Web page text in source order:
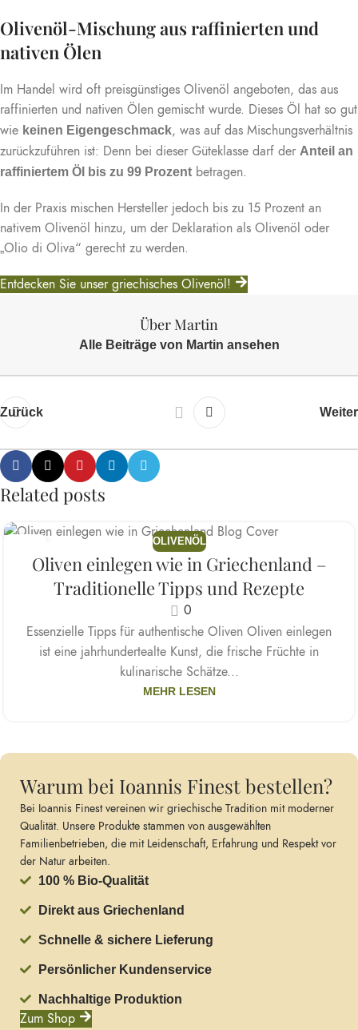
Olivenöl-Mischung aus raffinierten und
nativen Ölen
Im Handel wird oft preisgünstiges Olivenöl angeboten, das aus
raffinierten und nativen Ölen gemischt wurde. Dieses Öl hat so gut
wie keinen Eigengeschmack, was auf das Mischungsverhältnis
zurückzuführen ist: Denn bei dieser Güteklasse darf der Anteil an
raffiniertem Öl bis zu 99 Prozent betragen.
In der Praxis mischen Hersteller jedoch bis zu 15 Prozent an
nativem Olivenöl hinzu, um der Deklaration als Olivenöl oder
„Olio di Oliva“ gerecht zu werden.
Entdecken Sie unser griechisches Olivenöl!
Über Martin
Alle Beiträge von Martin ansehen
Zurück Weiter
Related posts
JULI
OLIVENÖL
Oliven einlegen wie in Griechenland –
Traditionelle Tipps und Rezepte
0
Essenzielle Tipps für authentische Oliven Oliven einlegen
ist eine jahrhundertealte Kunst, die frische Früchte in
kulinarische Schätze...
MEHR LESEN
Warum bei Ioannis Finest bestellen?
Bei Ioannis Finest vereinen wir griechische Tradition mit moderner
Qualität. Unsere Produkte stammen von ausgewählten
Familienbetrieben, die mit Leidenschaft, Erfahrung und Respekt vor
der Natur arbeiten.
100 % Bio-Qualität
Direkt aus Griechenland
Schnelle & sichere Lieferung
Persönlicher Kundenservice
Nachhaltige Produktion
Zum Shop